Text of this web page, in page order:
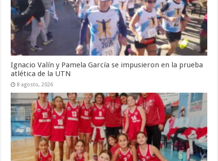
Ignacio Valín y Pamela García se impusieron en la prueba
atlética de la UTN
8 agosto, 2026